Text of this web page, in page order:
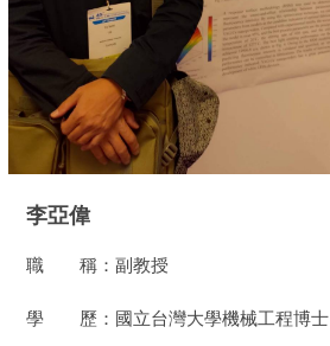
李亞偉
職 稱：副教授
學 歷：國立台灣大學機械工程博士